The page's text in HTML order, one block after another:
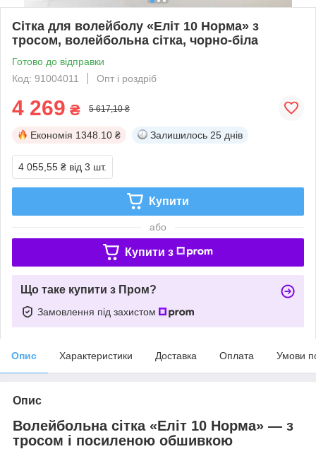
Сітка для волейболу «Еліт 10 Норма» з
тросом, волейбольна сітка, чорно-біла
Готово до відправки
Код: 91004011
Опт і роздріб
4 269 ₴ 5 617,10 ₴
Економія 1348.10 ₴ Залишилось 25 днів
4 055,55 ₴ від 3 шт.
Купити
або
Купити з
Що таке купити з Пром?
Замовлення під захистом
Опис Характеристики Доставка Оплата Умови
Опис
Волейбольна сітка «Еліт 10 Норма» — з
тросом і посиленою обшивкою